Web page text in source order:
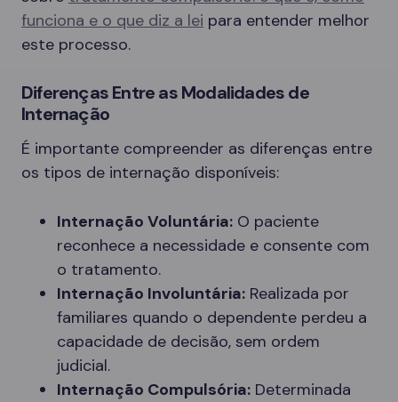
funciona e o que diz a lei para entender melhor
este processo.
Diferenças Entre as Modalidades de
Internação
É importante compreender as diferenças entre
os tipos de internação disponíveis:
Internação Voluntária: O paciente
reconhece a necessidade e consente com
o tratamento.
Internação Involuntária: Realizada por
familiares quando o dependente perdeu a
capacidade de decisão, sem ordem
judicial.
Internação Compulsória: Determinada